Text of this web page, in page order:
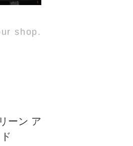
shop.
ーン ア